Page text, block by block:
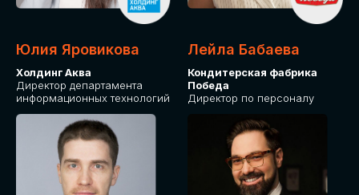
Юлия Яровикова
Холдинг Аква
Директор департамента
информационных технологий
Лейла Бабаева
Кондитерская фабрика
Победа
Директор по персоналу